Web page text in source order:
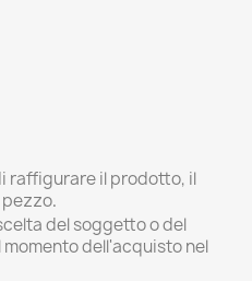
raffigurare il prodotto, il
pezzo.
del soggetto o del
dell'acquisto nel